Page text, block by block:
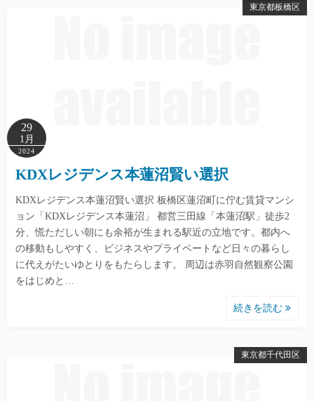
東京都板橋区
29
1月
2024
KDXレジデンス本蓮沼賢い選択
KDXレジデンス本蓮沼賢い選択 板橋区蓮沼町に佇む賃貸マンシ
ョン「KDXレジデンス本蓮沼」 都営三田線「本蓮沼駅」徒歩2
分、慌ただしい朝にも余裕が生まれる駅近の立地です。都内へ
の移動もしやすく、ビジネスやプライベートなど日々の暮らし
に代えがたいゆとりをもたらします。 周辺は赤羽自然観察公園
をはじめと…
続きを読む
東京都千代田区